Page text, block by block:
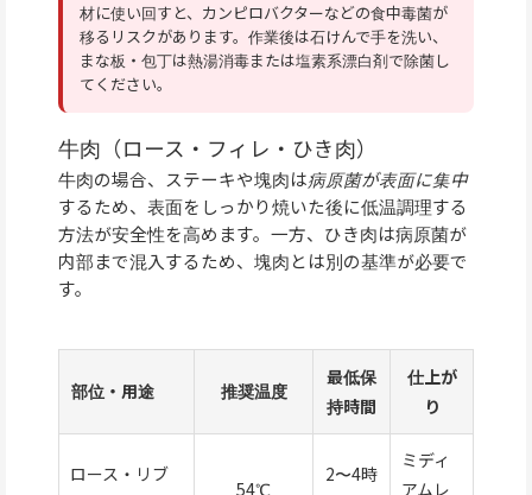
材に使い回すと、カンピロバクターなどの食中毒菌が
移るリスクがあります。作業後は石けんで手を洗い、
まな板・包丁は熱湯消毒または塩素系漂白剤で除菌し
てください。
牛肉（ロース・フィレ・ひき肉）
牛肉の場合、ステーキや塊肉は病原菌が表面に集中
するため、表面をしっかり焼いた後に低温調理する
方法が安全性を高めます。一方、ひき肉は病原菌が
内部まで混入するため、塊肉とは別の基準が必要で
す。
部位・用途 推奨温度
最低保
持時間
仕上が
り
ロース・リブ
54℃
2〜4時
ミディ
アムレ